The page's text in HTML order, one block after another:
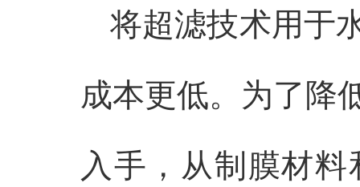
将超滤技术用于
成本更低。为了降
入手，从制膜材